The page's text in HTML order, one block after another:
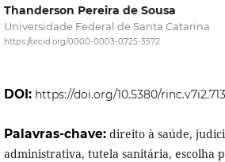
Thanderson Pereira de Sousa
Universidade Federal de Santa Catarina
https://orcid.org/0000-0003-0725-3572
DOI: https://doi.org/10.5380/
Palavras-chave: direito à saúde,
administrativa, tutela sanitária, escolha